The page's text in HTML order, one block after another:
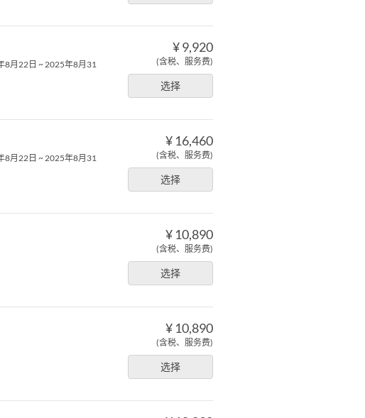
¥ 9,920
(含税、服务费)
选择
8月22日 ~ 2025年8月31
¥ 16,460
(含税、服务费)
选择
8月22日 ~ 2025年8月31
¥ 10,890
(含税、服务费)
选择
¥ 10,890
(含税、服务费)
选择